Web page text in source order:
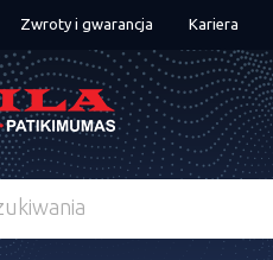
Zwroty i gwarancja Kariera